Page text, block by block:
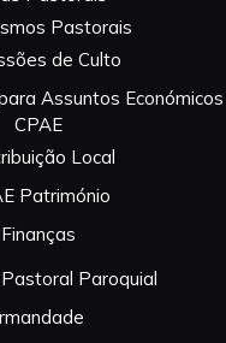
Pastorais
de Culto
Assuntos Económicos
CPAE
Local
Património
Finanças
Paroquial